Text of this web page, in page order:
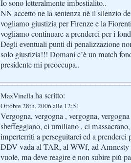
Io sono letteralmente imbestialito..
NN accetto ne la sentenza nè il silenzio
vogliamo giustizia per Firenze e la
vogliamo continuare a prenderci per i
Degli eventuali punti di penalizzazione
solo giustizia!!! Domani c’è un match
presidente mi preoccupa..
MaxVinellaha scritto:
Ottobre 28th, 2006 alle 12:51
Vergogna, vergogna , vergogna,
sbeffeggiano, ci umiliano , ci
imperterriti a perseguitarci ed a
DDV vada al TAR, al WWf, ad Amnesty
vuole, ma deve reagire e non subire più